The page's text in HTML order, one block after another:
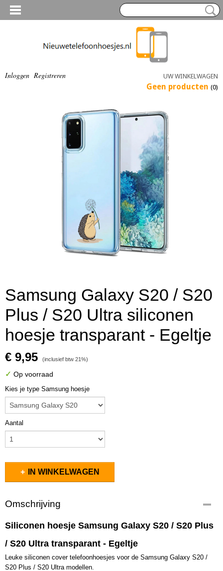
Inloggen Registreren UW WINKELWAGEN
Geen producten (0)
Samsung Galaxy S20 / S20
Plus / S20 Ultra siliconen
hoesje transparant - Egeltje
€ 9,95 (inclusief btw 21%)
✓ Op voorraad
Kies je type Samsung hoesje
Aantal
IN WINKELWAGEN
Omschrijving
Siliconen hoesje Samsung Galaxy S20 / S20 Plus
/ S20 Ultra transparant - Egeltje
Leuke siliconen cover telefoonhoesjes voor de Samsung Galaxy S20 /
S20 Plus / S20 Ultra modellen.